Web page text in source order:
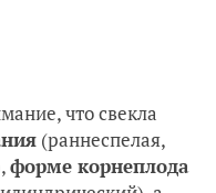
что свекла
(раннеспелая,
форме корнеплода